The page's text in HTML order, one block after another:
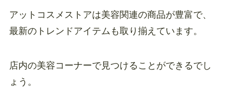
アットコスメストアは美容関連の商品が豊富で、
最新のトレンドアイテムも取り揃えています。
店内の美容コーナーで見つけることができるでし
ょう。